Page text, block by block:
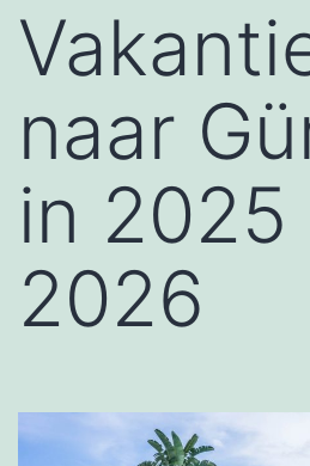
naar
in 2025
2026